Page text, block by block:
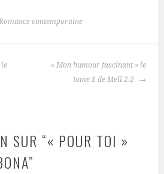
contemporaine
le
« Mon humour fascinant » le
tome 1 de Mell 2.2
SUR “« POUR TOI »
”